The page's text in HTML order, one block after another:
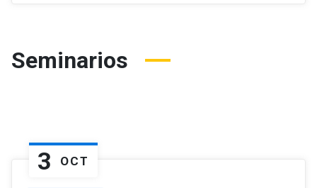
Seminarios
3 OCT